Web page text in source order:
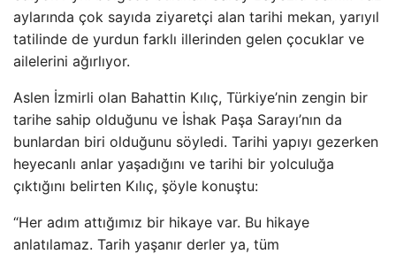
aylarında çok sayıda ziyaretçi alan tarihi mekan, yarıyıl
tatilinde de yurdun farklı illerinden gelen çocuklar ve
ailelerini ağırlıyor.
Aslen İzmirli olan Bahattin Kılıç, Türkiye’nin zengin bir
tarihe sahip olduğunu ve İshak Paşa Sarayı’nın da
bunlardan biri olduğunu söyledi. Tarihi yapıyı gezerken
heyecanlı anlar yaşadığını ve tarihi bir yolculuğa
çıktığını belirten Kılıç, şöyle konuştu:
“Her adım attığımız bir hikaye var. Bu hikaye
anlatılamaz. Tarih yaşanır derler ya, tüm